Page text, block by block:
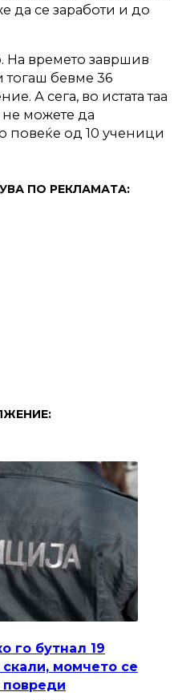
да се заработи и до
На времето завршив
тогаш бевме 36
А сега, во истата таа
можете да
повеќе од 10 ученици
ПО РЕКЛАМАТА:
го бутнал 19
момчето се